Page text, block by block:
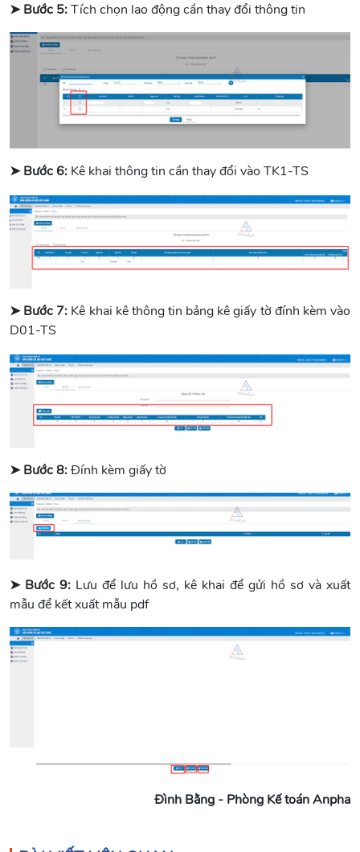
➤ Bước 5:Tích chọn lao động cần thay đổi thông tin
➤ Bước 6: Kê khai thông tin cần thay đổi vào TK1-TS
➤ Bước 7: Kê khai kê thông tin bảng kê giấy tờ đính kèm vào
D01-TS
➤ Bước 8:Đính kèm giấy tờ
➤ Bước 9: Lưu để lưu hồ sơ, kê khai để gửi hồ sơ và xuất
mẫu để kết xuất mẫu pdf
Đình Bằng - Phòng Kế toán Anpha